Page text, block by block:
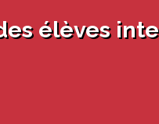
(PS)
socioprofessionnelle
en éducation générale
ligne à la CSEM
élèves